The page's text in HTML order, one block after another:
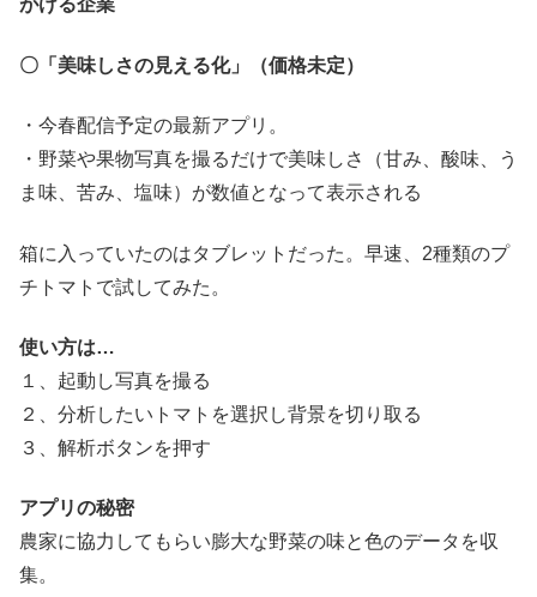
がける企業
〇「美味しさの見える化」（価格未定）
・今春配信予定の最新アプリ。
・野菜や果物写真を撮るだけで美味しさ（甘み、酸味、う
ま味、苦み、塩味）が数値となって表示される
箱に入っていたのはタブレットだった。早速、2種類のプ
チトマトで試してみた。
使い方は…
１、起動し写真を撮る
２、分析したいトマトを選択し背景を切り取る
３、解析ボタンを押す
アプリの秘密
農家に協力してもらい膨大な野菜の味と色のデータを収
集。